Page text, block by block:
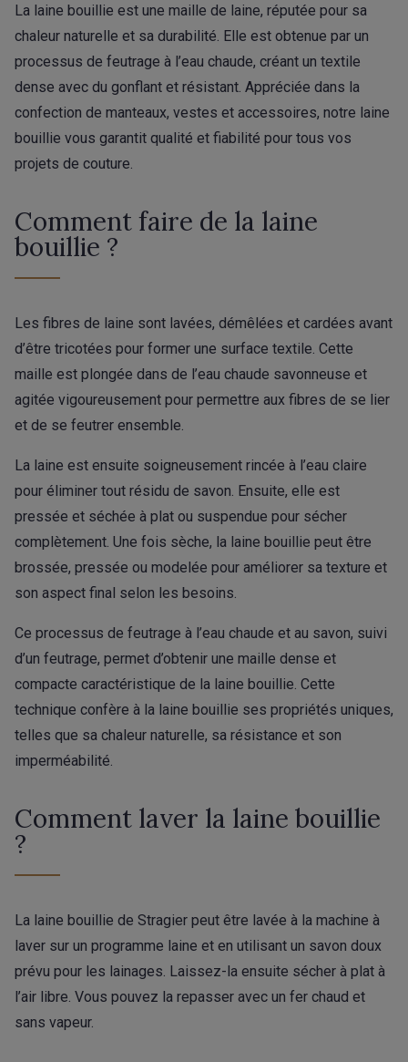
La laine bouillie est une maille de laine, réputée pour sa
chaleur naturelle et sa durabilité. Elle est obtenue par un
processus de feutrage à l’eau chaude, créant un textile
dense avec du gonflant et résistant. Appréciée dans la
confection de manteaux, vestes et accessoires, notre laine
bouillie vous garantit qualité et fiabilité pour tous vos
projets de couture.
Comment faire de la laine
bouillie ?
Les fibres de laine sont lavées, démêlées et cardées avant
d’être tricotées pour former une surface textile. Cette
maille est plongée dans de l’eau chaude savonneuse et
agitée vigoureusement pour permettre aux fibres de se lier
et de se feutrer ensemble.
La laine est ensuite soigneusement rincée à l’eau claire
pour éliminer tout résidu de savon. Ensuite, elle est
pressée et séchée à plat ou suspendue pour sécher
complètement. Une fois sèche, la laine bouillie peut être
brossée, pressée ou modelée pour améliorer sa texture et
son aspect final selon les besoins.
Ce processus de feutrage à l’eau chaude et au savon, suivi
d’un feutrage, permet d’obtenir une maille dense et
compacte caractéristique de la laine bouillie. Cette
technique confère à la laine bouillie ses propriétés uniques,
telles que sa chaleur naturelle, sa résistance et son
imperméabilité.
Comment laver la laine bouillie
?
La laine bouillie de Stragier peut être lavée à la machine à
laver sur un programme laine et en utilisant un savon doux
prévu pour les lainages. Laissez-la ensuite sécher à plat à
l’air libre. Vous pouvez la repasser avec un fer chaud et
sans vapeur.